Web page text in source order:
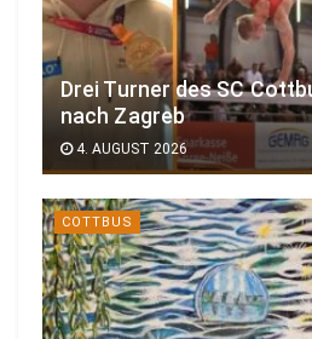
Drei Turner des SC
nach Zagreb
4. AUGUST 2026
COTTBUS